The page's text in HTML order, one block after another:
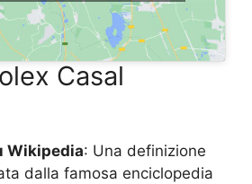
Casal
Wikipedia: Una definizione
dalla famosa enciclopedia